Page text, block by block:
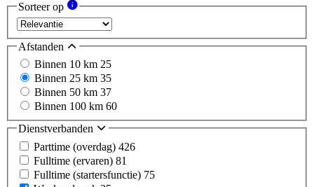
Sorteer op
Afstanden
Binnen 10 km 25
Binnen 25 km 35
Binnen 50 km 37
Binnen 100 km 60
Dienstverbanden
Parttime (overdag) 426
Fulltime (ervaren) 81
Fulltime (startersfunctie) 75